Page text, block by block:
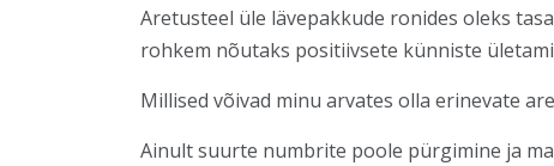
Aretusteel üle lävepakkude ronides oleks
rohkem nõutaks positiivsete künniste
Millised võivad minu arvates olla erinevate
Ainult suurte numbrite poole pürgimine ja